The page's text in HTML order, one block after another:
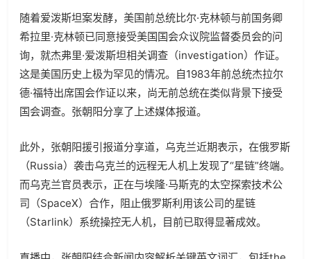
随着爱泼斯坦案发酵，美国前总统比尔·克林顿与前国务卿
希拉里·克林顿已同意接受美国国会众议院监督委员会的问
询，就杰弗里·爱泼斯坦相关调查（investigation）作证。
这是美国历史上极为罕见的情况。自1983年前总统杰拉尔
德·福特出席国会作证以来，尚无前总统在类似背景下接受
国会调查。张朝阳分享了上述媒体报道。
此外，张朝阳援引报道分享道，乌克兰近期表示，在俄罗斯
（Russia）袭击乌克兰的远程无人机上发现了“星链”终端。
而乌克兰官员表示，正在与埃隆·马斯克的太空探索技术公
司（SpaceX）合作，阻止俄罗斯利用该公司的星链
（Starlink）系统操控无人机，目前已取得显著成效。